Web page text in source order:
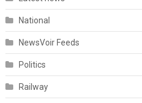
National
NewsVoir Feeds
Politics
Railway